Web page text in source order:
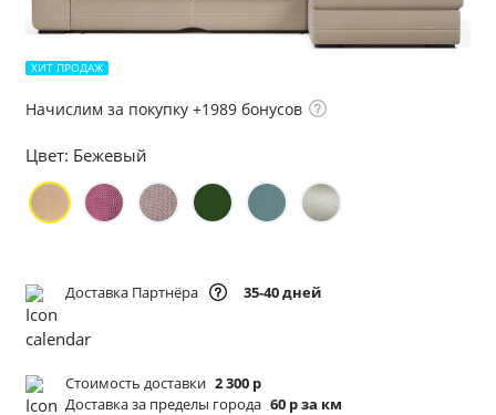
ХИТ ПРОДАЖ
Начислим за покупку +1989 бонусов
Цвет: Бежевый
Доставка Партнёра 35-40 дней
Стоимость доставки 2 300 р
Доставка за пределы города 60 р за км